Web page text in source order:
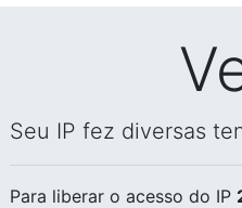
Seu IP fez diversas
Para liberar o acesso do IP